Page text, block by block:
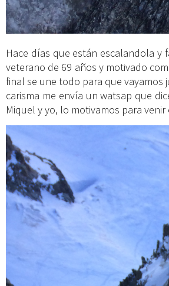
Hace días que están escalandola y
veterano de 69 años y motivado
final se une todo para que vayamos
carisma me envía un watsap que
Miquel y yo, lo motivamos para